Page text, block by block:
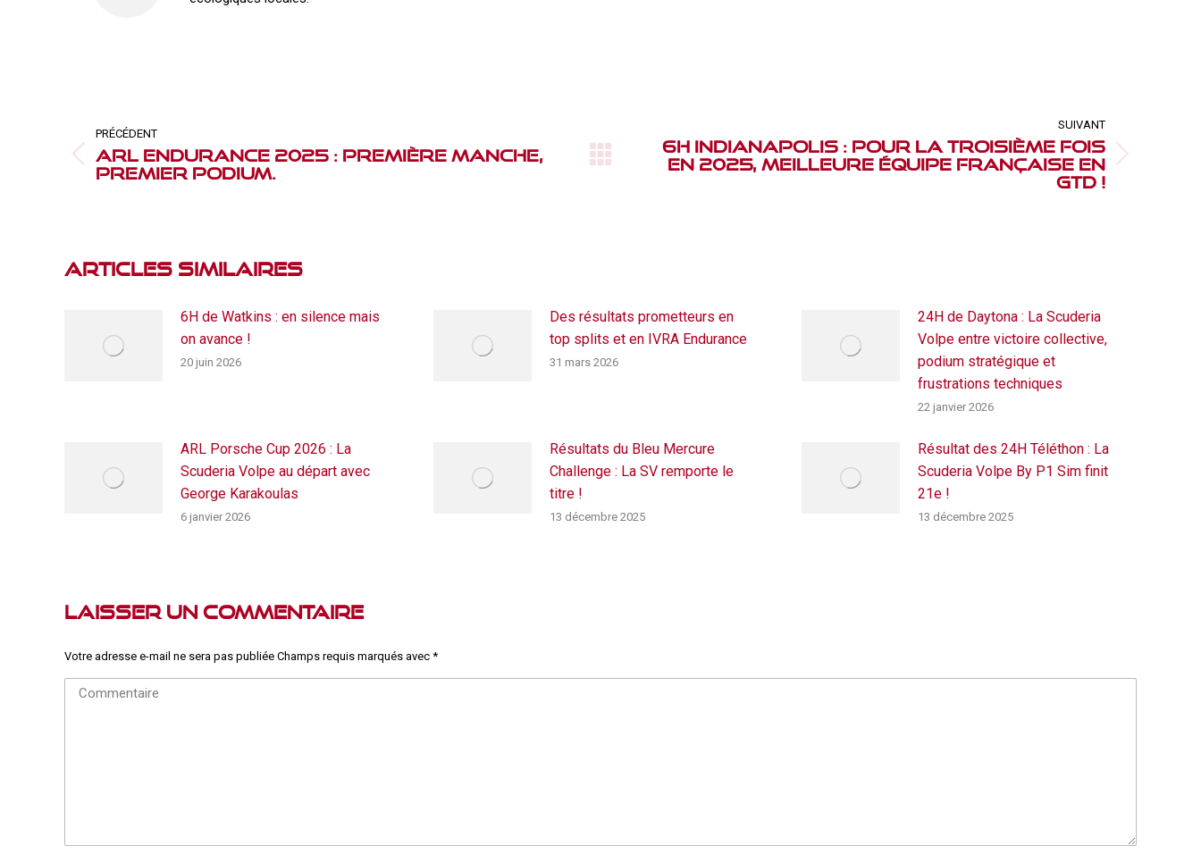
article
PRÉCÉDENT
Article
ARL Endurance 2025 : Première manche,
premier podium.
SUIVANT
Article
6h Indianapolis : pour la troisième fois
en 2025, meilleure équipe française en
GTD !
Articles Similaires
6H de Watkins : en silence mais
on avance !
20 juin 2026
Des résultats prometteurs en
top splits et en IVRA Endurance
31 mars 2026
24H de Daytona : La Scuderia
Volpe entre victoire collective,
podium stratégique et
frustrations techniques
22 janvier 2026
ARL Porsche Cup 2026 : La
Scuderia Volpe au départ avec
George Karakoulas
6 janvier 2026
Résultats du Bleu Mercure
Challenge : La SV remporte le
titre !
13 décembre 2025
Résultat des 24H Téléthon : La
Scuderia Volpe By P1 Sim finit
21e !
13 décembre 2025
Laisser un commentaire
Votre adresse e-mail ne sera pas publiée Champs requis marqués avec *
Commentaire